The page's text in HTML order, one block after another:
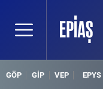
GÖP GİP VEP EPYS